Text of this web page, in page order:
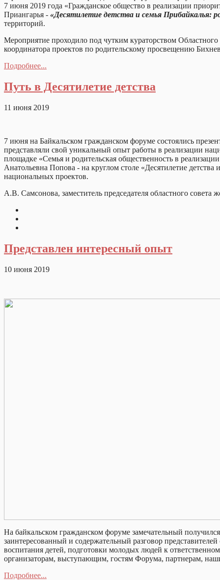
7 июня 2019 года «Гражданское общество в реализации
Приангарья - «Десятилетие детства и семья Прибайкалья:
территорий.
Мероприятие проходило под чутким кураторством
координатора проектов по родительскому просвещению
Подробнее...
Путь в Десятилетие детства
11 июня 2019
7 июня на Байкальском гражданском форуме состоялись
представляли свой уникальный опыт работы в реализации
площадке «Семья и родительская общественность в
Анатольевна Попова - на круглом столе «Десятилетие
национальных проектов.
А.В. Самсонова, заместитель председателя областного совета
Представлен интересный опыт
10 июня 2019
На байкальском гражданском форуме замечательный
заинтересованный и содержательный разговор
воспитания детей, подготовки молодых людей к
организаторам, выступающим, гостям Форума, партнерам,
Подробнее...